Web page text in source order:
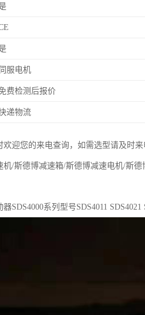
服电机
费检测后报价
递物流
欢迎您的来电查询，如需选型请及时
机/斯德博减速箱/斯德博减速电机/斯
SDS4000系列型号SDS4011 SDS4021